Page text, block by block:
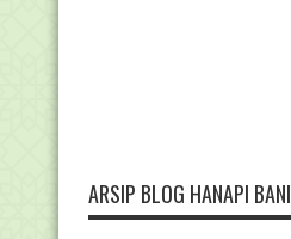
ARSIP BLOG HANAPI BANI